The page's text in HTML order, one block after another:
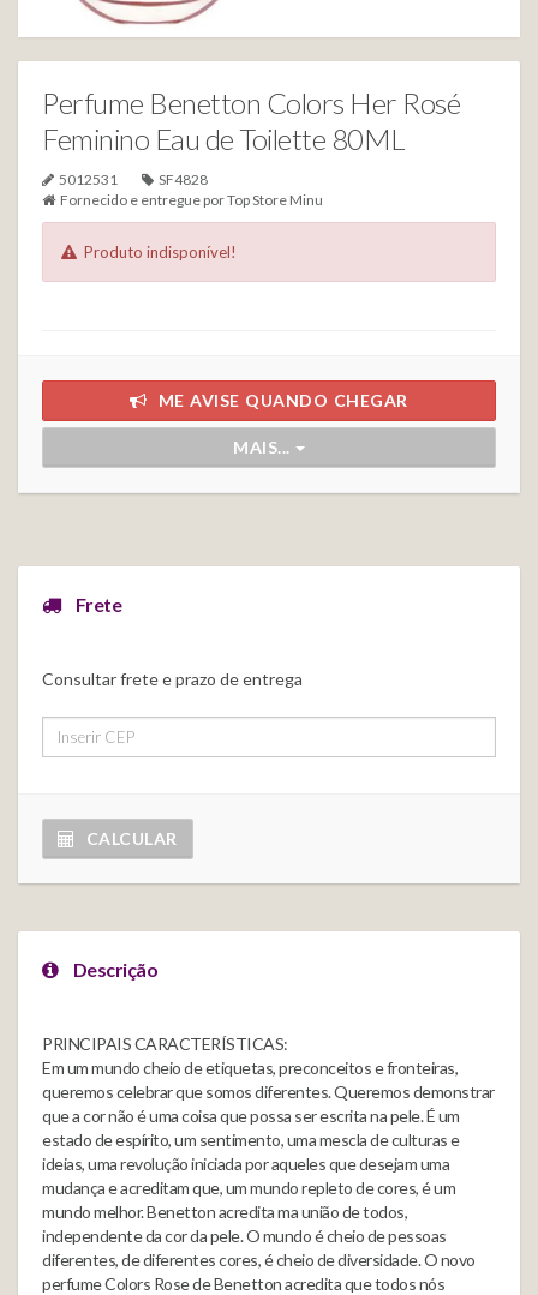
Perfume Benetton Colors Her Rosé
Feminino Eau de Toilette 80ML
5012531
SF4828
Fornecido e entregue porTop Store Minu
Produto indisponível!
ME AVISE QUANDO CHEGAR
MAIS...
Frete
Consultar frete e prazo de entrega
CALCULAR
Descrição
PRINCIPAIS CARACTERÍSTICAS:
Em um mundo cheio de etiquetas, preconceitos e fronteiras,
queremos celebrar que somos diferentes. Queremos demonstrar
que a cor não é uma coisa que possa ser escrita na pele. É um
estado de espírito, um sentimento, uma mescla de culturas e
ideias, uma revolução iniciada por aqueles que desejam uma
mudança e acreditam que, um mundo repleto de cores, é um
mundo melhor. Benetton acredita ma união de todos,
independente da cor da pele. O mundo é cheio de pessoas
diferentes, de diferentes cores, é cheio de diversidade. O novo
perfume Colors Rose de Benetton acredita que todos nós